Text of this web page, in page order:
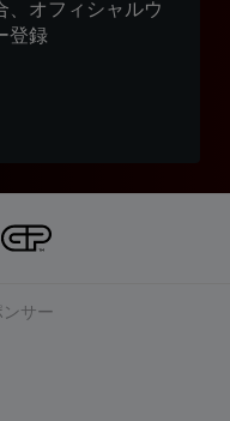
、オフィシャルウ
登録
サー